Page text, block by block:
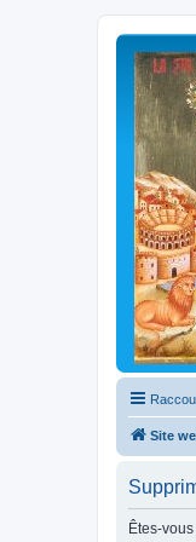
Site
Êtes-